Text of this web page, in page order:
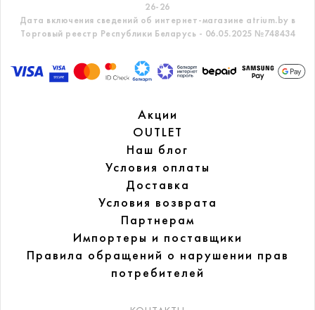
26-26
Дата включения сведений об интернет-магазине atrium.by в
Торговый реестр Республики Беларусь - 06.05.2025 №748434
Акции
OUTLET
Наш блог
Условия оплаты
Доставка
Условия возврата
Партнерам
Импортеры и поставщики
Правила обращений о нарушении прав
потребителей